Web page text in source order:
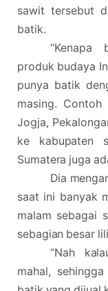
sawit tersebut
batik.
“Kenapa
produk budaya
punya batik
masing.
Jogja,
ke kabupaten
Sumatera juga
Dia
saat ini banyak
malam sebagai
sebagian besar
“Nah
mahal,